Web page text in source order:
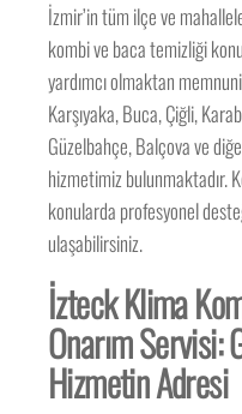
İzmir’in tüm ilçe ve
kombi ve baca temizliği
yardımcı olmaktan
Karşıyaka, Buca, Çiğli,
Güzelbahçe, Balçova ve
hizmetimiz bulunmaktadır.
konularda profesyonel
ulaşabilirsiniz.
İzteck Klima
Onarım
Hizmetin Adresi